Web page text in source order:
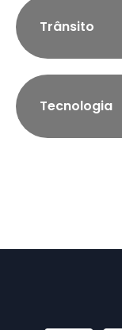
Trânsito
Tecnologia